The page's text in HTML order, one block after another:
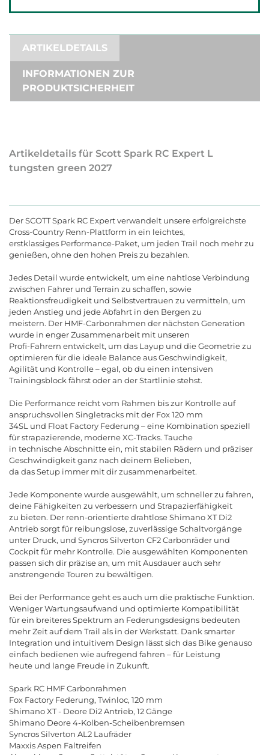
ARTIKELDETAILS
INFORMATIONEN ZUR
PRODUKTSICHERHEIT
Artikeldetails für Scott Spark RC Expert L
tungsten green 2027
Der SCOTT Spark RC Expert verwandelt unsere erfolgreichste
Cross-Country Renn-Plattform in ein leichtes,
erstklassiges Performance-Paket, um jeden Trail noch mehr zu
genießen, ohne den hohen Preis zu bezahlen.
Jedes Detail wurde entwickelt, um eine nahtlose Verbindung
zwischen Fahrer und Terrain zu schaffen, sowie
Reaktionsfreudigkeit und Selbstvertrauen zu vermitteln, um
jeden Anstieg und jede Abfahrt in den Bergen zu
meistern. Der HMF-Carbonrahmen der nächsten Generation
wurde in enger Zusammenarbeit mit unseren
Profi-Fahrern entwickelt, um das Layup und die Geometrie zu
optimieren für die ideale Balance aus Geschwindigkeit,
Agilität und Kontrolle–egal, obdu einen intensiven
Trainingsblock fährstoderan derStartliniestehst.
Die Performance reichtvom Rahmen biszur Kontrolleauf
anspruchsvollen Singletracks mitder Fox120 mm
34SL und Float Factory Federung –eine Kombination speziell
fürstrapazierende, moderneXC-Tracks. Tauche
in technischeAbschnitteein, mitstabilen Rädern und präziser
Geschwindigkeitganz nach deinem Belieben,
da dasSetup immer mitdirzusammenarbeitet.
Jede Komponentewurdeausgewählt, um schnellerzu fahren,
deine Fähigkeiten zu verbessern und Strapazierfähigkeit
zu bieten. Der renn-orientiertedrahtloseShimanoXT Di2
Antriebsorgtfür reibungslose, zuverlässigeSchaltvorgänge
unter Druck, und SyncrosSilverton CF2Carbonräder und
Cockpitfür mehr Kontrolle. Dieausgewählten Komponenten
passen sich dir präzisean, um mitAusdauerauch sehr
anstrengendeTouren zu bewältigen.
Bei der Performancegehtesauch um die praktische Funktion.
WenigerWartungsaufwand und optimierte Kompatibilität
fürein breiteresSpektrum an Federungsdesigns bedeuten
mehrZeitaufdem Trail als in derWerkstatt. Dank smarter
Integration und intuitivem Design lässtsich das Bikegenauso
einfach bedienen wieaufregend fahren –für Leistung
heute und lange Freude in Zukunft.
Spark RC HMF Carbonrahmen
Fox Factory Federung, Twinloc, 120 mm
Shimano XT - Deore Di2 Antrieb, 12 Gänge
Shimano Deore 4-Kolben-Scheibenbremsen
Syncros Silverton AL2 Laufräder
Maxxis Aspen Faltreifen